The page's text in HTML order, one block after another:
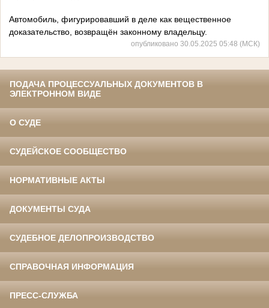
Автомобиль, фигурировавший в деле как вещественное
доказательство, возвращён законному владельцу.
опубликовано 30.05.2025 05:48 (МСК)
ПОДАЧА ПРОЦЕССУАЛЬНЫХ ДОКУМЕНТОВ В
ЭЛЕКТРОННОМ ВИДЕ
О СУДЕ
СУДЕЙСКОЕ СООБЩЕСТВО
НОРМАТИВНЫЕ АКТЫ
ДОКУМЕНТЫ СУДА
СУДЕБНОЕ ДЕЛОПРОИЗВОДСТВО
СПРАВОЧНАЯ ИНФОРМАЦИЯ
ПРЕСС-СЛУЖБА